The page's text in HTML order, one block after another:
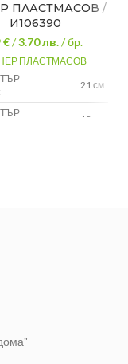
ПЛАСТМАСОВ /
И106390
€/3.70лв./ бр.
ПЛАСТМАСОВ
21 см
12 см